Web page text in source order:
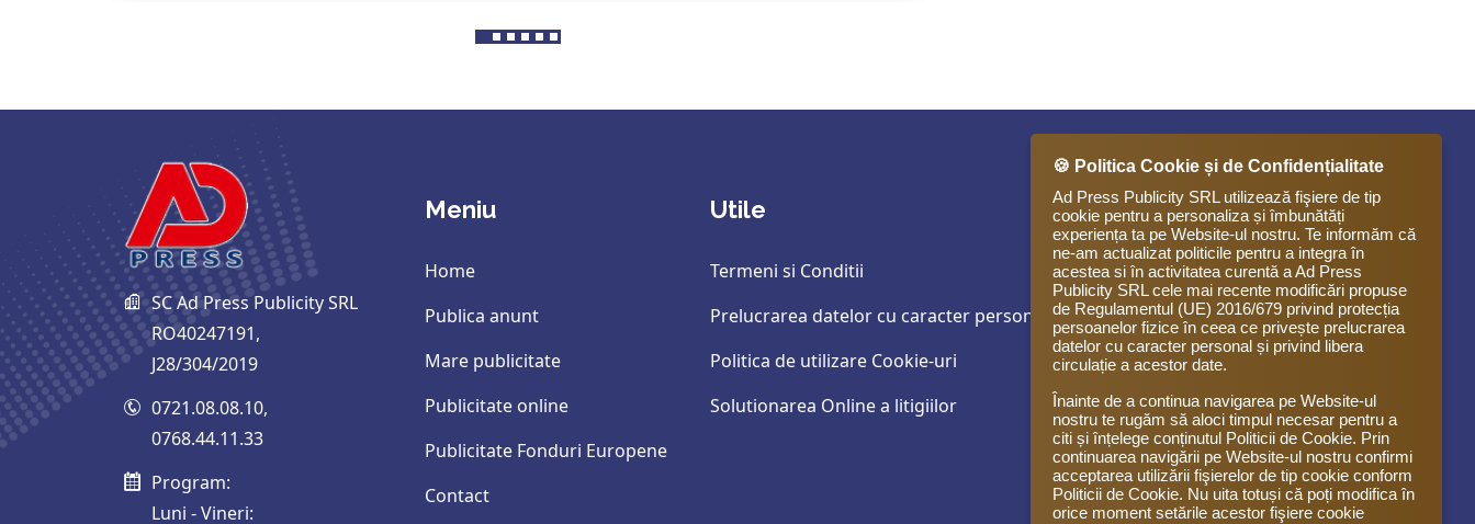
SC Ad Press Publicity SRL
RO40247191,
J28/304/2019
0721.08.08.10,
0768.44.11.33
Program:
Luni - Vineri:
Meniu
Home
Publica anunt
Mare publicitate
Publicitate online
Publicitate Fonduri Europene
Contact
Utile
Termeni si Conditii
Prelucrarea datelor cu caracter personal
Politica de utilizare Cookie-uri
Solutionarea Online a litigiilor
🍪 Politica Cookie și de Confidențialitate
Ad Press Publicity SRL utilizează fişiere de tip
cookie pentru a personaliza și îmbunătăți
experiența ta pe Website-ul nostru. Te informăm că
ne-am actualizat politicile pentru a integra în
acestea si în activitatea curentă a Ad Press
Publicity SRL cele mai recente modificări propuse
de Regulamentul (UE) 2016/679 privind protecția
persoanelor fizice în ceea ce privește prelucrarea
datelor cu caracter personal și privind libera
circulație a acestor date.
Înainte de a continua navigarea pe Website-ul
nostru te rugăm să aloci timpul necesar pentru a
citi și înțelege conținutul Politicii de Cookie. Prin
continuarea navigării pe Website-ul nostru confirmi
acceptarea utilizării fişierelor de tip cookie conform
Politicii de Cookie. Nu uita totuși că poți modifica în
orice moment setările acestor fişiere cookie